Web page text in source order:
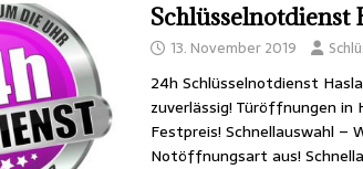
Schlüsselnotdienst
13. November 2019
24h Schlüsselnotdienst
zuverlässig! Türöffnungen
Festpreis! Schnellauswahl –
Notöffnungsart aus!